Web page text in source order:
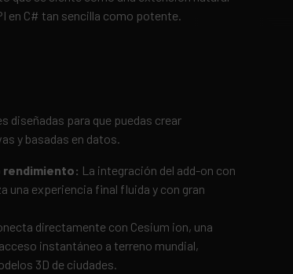
en C# tan sencilla como potente.
diseñadas para que puedas crear
y basadas en datos.
rendimiento: La integración del add-on con
una experiencia final fluida y con gran
directamente con Cesium ion, una
instantáneo a terreno mundial,
3D de ciudades.